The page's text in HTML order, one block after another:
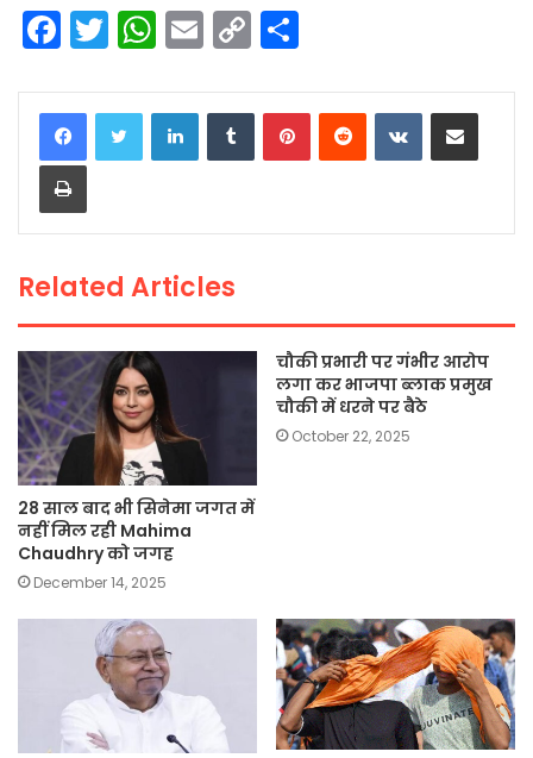
F
a
c
e
b
o
k
T
w
itt
er
W
h
a
ts
p
E
m
ai
C
o
p
n
ar
LinkedInTumblrPinterestReddit VKontakteShare via Email
Print
Related Articles
28 साल बाद भी सिनेमा जगत में
नहीं मिल रही Mahima
Chaudhry को जगह
December 14, 2025
चौकी प्रभारी पर गंभीर आरोप
लगा कर भाजपा ब्लाक प्रमुख
चौकी में धरने पर बैठे
October 22, 2025